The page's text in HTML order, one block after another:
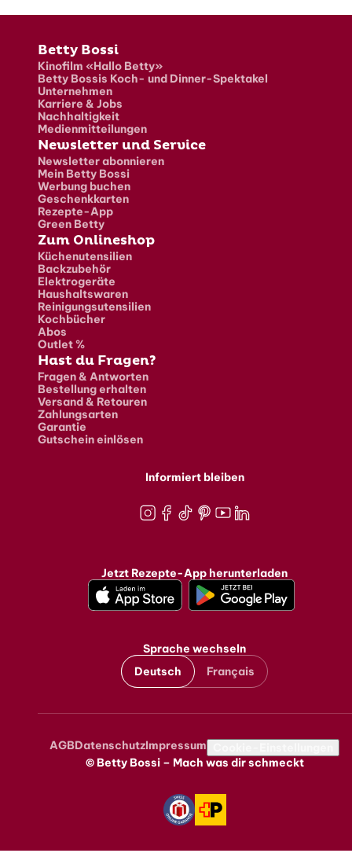
Fusszeile
Betty Bossi
Kinofilm «Hallo Betty»
Betty Bossis Koch- und Dinner-Spektakel
Unternehmen
Karriere & Jobs
Nachhaltigkeit
Medienmitteilungen
Newsletter und Service
Newsletter abonnieren
Mein Betty Bossi
Werbung buchen
Geschenkkarten
Rezepte-App
Green Betty
Zum Onlineshop
Küchenutensilien
Backzubehör
Elektrogeräte
Haushaltswaren
Reinigungsutensilien
Kochbücher
Abos
Outlet %
Hast du Fragen?
Fragen & Antworten
Bestellung erhalten
Versand & Retouren
Zahlungsarten
Garantie
Gutschein einlösen
Informiert bleiben
Jetzt Rezepte-App herunterladen
Sprache wechseln
Deutsch
Français
Metanavigation
AGBDatenschutzImpressum
© Betty Bossi – Mach was dir schmeckt